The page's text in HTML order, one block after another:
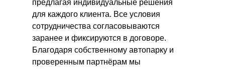
предлагая индивидуальные решения
для каждого клиента. Все условия
сотрудничества согласовываются
заранее и фиксируются в договоре.
Благодаря собственному автопарку и
проверенным партнёрам мы